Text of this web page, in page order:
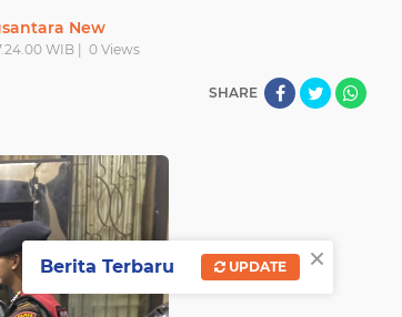
New
WIB | 0 Views
SHARE
×
Berita Terbaru UPDATE